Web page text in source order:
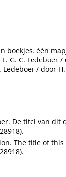
boekjes, één
C. Ledeboer
/ door
De titel van dit
The title of